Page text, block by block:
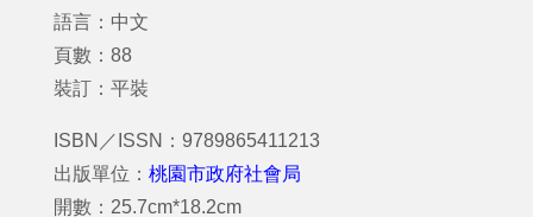
語言：中文
頁數：88
裝訂：平裝
ISBN／ISSN：9789865411213
出版單位： 桃園市政府社會局
開數：25.7cm*18.2cm